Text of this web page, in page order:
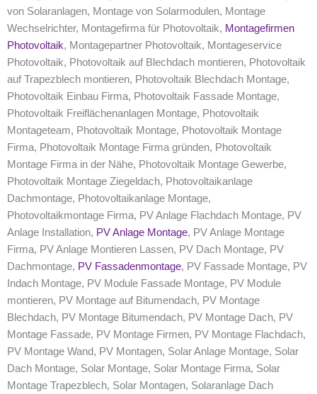
von Solaranlagen, Montage von Solarmodulen, Montage
Wechselrichter, Montagefirma für Photovoltaik, Montagefirmen
Photovoltaik, Montagepartner Photovoltaik, Montageservice
Photovoltaik, Photovoltaik auf Blechdach montieren, Photovoltaik
auf Trapezblech montieren, Photovoltaik Blechdach Montage,
Photovoltaik Einbau Firma, Photovoltaik Fassade Montage,
Photovoltaik Freiflächenanlagen Montage, Photovoltaik
Montageteam, Photovoltaik Montage, Photovoltaik Montage
Firma, Photovoltaik Montage Firma gründen, Photovoltaik
Montage Firma in der Nähe, Photovoltaik Montage Gewerbe,
Photovoltaik Montage Ziegeldach, Photovoltaikanlage
Dachmontage, Photovoltaikanlage Montage,
Photovoltaikmontage Firma, PV Anlage Flachdach Montage, PV
Anlage Installation, PV Anlage Montage, PV Anlage Montage
Firma, PV Anlage Montieren Lassen, PV Dach Montage, PV
Dachmontage, PV Fassadenmontage, PV Fassade Montage, PV
Indach Montage, PV Module Fassade Montage, PV Module
montieren, PV Montage auf Bitumendach, PV Montage
Blechdach, PV Montage Bitumendach, PV Montage Dach, PV
Montage Fassade, PV Montage Firmen, PV Montage Flachdach,
PV Montage Wand, PV Montagen, Solar Anlage Montage, Solar
Dach Montage, Solar Montage, Solar Montage Firma, Solar
Montage Trapezblech, Solar Montagen, Solaranlage Dach